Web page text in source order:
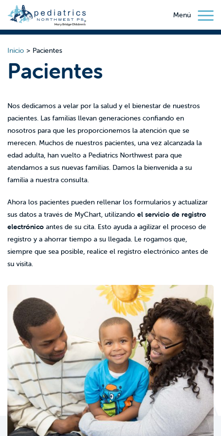
Menú
Inicio > Pacientes
Pacientes
Nos dedicamos a velar por la salud y el bienestar de nuestros
pacientes. Las familias llevan generaciones confiando en
nosotros para que les proporcionemos la atención que se
merecen. Muchos de nuestros pacientes, una vez alcanzada la
edad adulta, han vuelto a Pediatrics Northwest para que
atendamos a sus nuevas familias. Damos la bienvenida a su
familia a nuestra consulta.
Ahora los pacientes pueden rellenar los formularios y actualizar
sus datos a través de MyChart, utilizando el servicio de registro
electrónico antes de su cita. Esto ayuda a agilizar el proceso de
registro y a ahorrar tiempo a su llegada. Le rogamos que,
siempre que sea posible, realice el registro electrónico antes de
su visita.